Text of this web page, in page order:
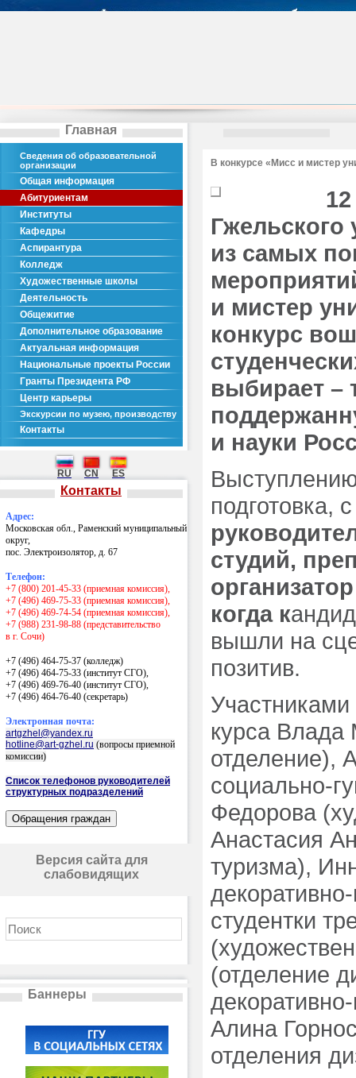
Главная
Сведения об образовательной
организации
Общая информация
Абитуриентам
Институты
Кафедры
Аспирантура
Колледж
Художественные школы
Деятельность
Общежитие
Дополнительное образование
Актуальная информация
Национальные проекты России
Гранты Президента РФ
Центр карьеры
Экскурсии по музею, производству
Контакты
RU CN ES
Контакты
Адрес:
Московская обл., Раменский муниципальный
округ,
пос. Электроизолятор, д. 67
Телефон:
+7 (800) 201-45-33 (приемная комиссия),
+7 (496) 469-75-33 (приемная комиссия),
+7 (496) 469-74-54 (приемная комиссия),
+7 (988) 231-98-88 (представительство
в г. Сочи)
+7 (496) 464-75-37 (колледж)
+7 (496) 464-75-33 (институт СГО),
+7 (496) 469-76-40 (институт СГО),
+7 (496) 464-76-40 (секретарь)
Электронная почта:
artgzhel@yandex.ru
hotline@art-gzhel.ru (вопросы приемной
комиссии)
Список телефонов руководителей
структурных подразделений
Версия сайта для
слабовидящих
Баннеры
В конкурсе «Мисс и мистер
Гжельского
из самых
и мистер
конкурс
выбирает –
и науки
подготовка, с
студий,
когда к
вышли на
позитив.
Участниками
курса Влада
отделение),
социально-
Федорова
Анастасия
туризма),
студентки
(отделение
Алина
отделения